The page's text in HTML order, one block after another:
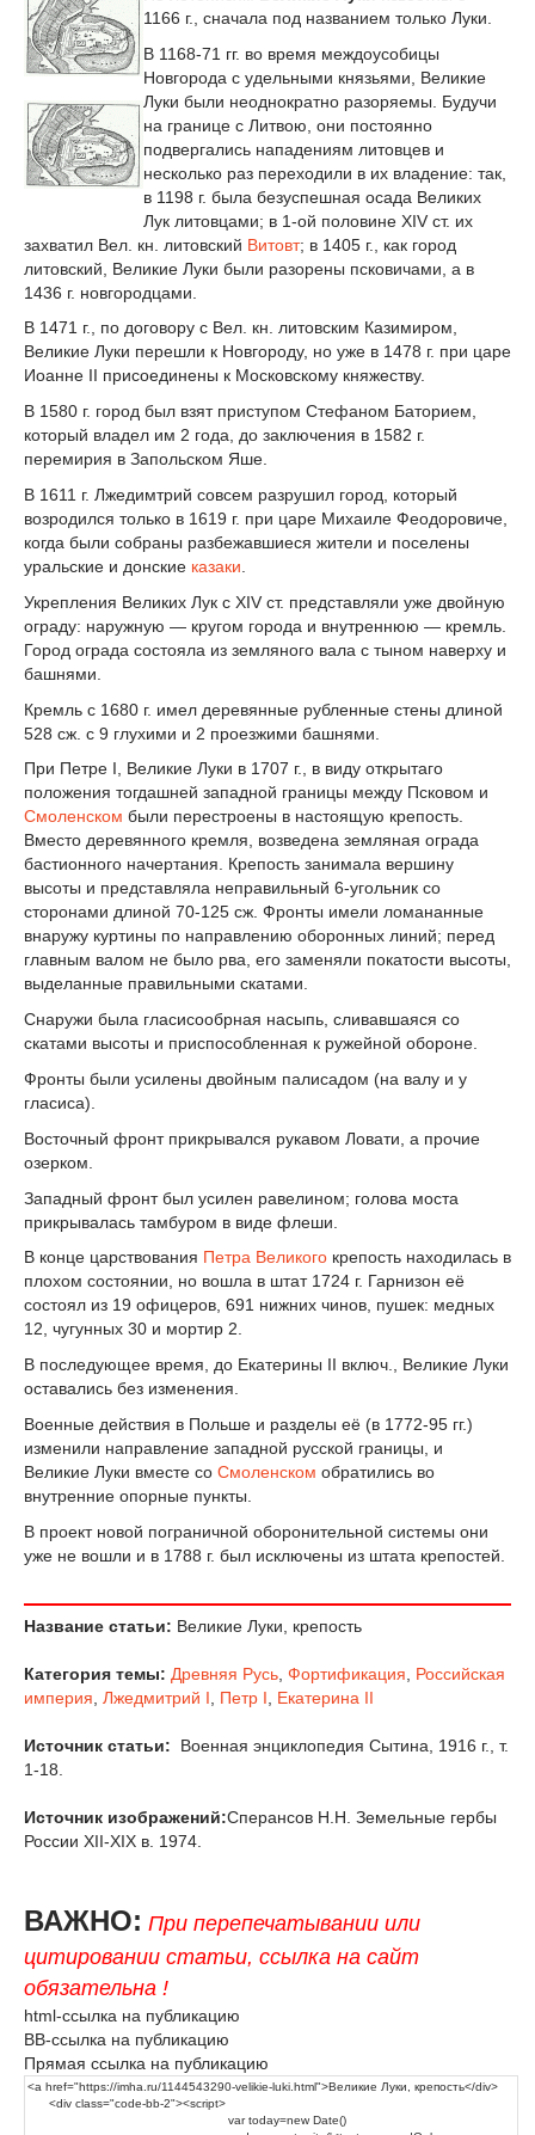
1166 г., сначала под названием только Луки.
В 1168-71 гг. во время междоусобицы
Новгорода с удельными князьями, Великие
Луки были неоднократно разоряемы. Будучи
на границе с Литвою, они постоянно
подвергались нападениям литовцев и
несколько раз переходили в их владение: так,
в 1198 г. была безуспешная осада Великих
Лук литовцами; в 1-ой половине XIV ст. их
захватил Вел. кн. литовский Витовт; в 1405 г., как город
литовский, Великие Луки были разорены псковичами, а в
1436 г. новгородцами.
В 1471 г., по договору с Вел. кн. литовским Казимиром,
Великие Луки перешли к Новгороду, но уже в 1478 г. при царе
Иоанне II присоединены к Московскому княжеству.
В 1580 г. город был взят приступом Стефаном Баторием,
который владел им 2 года, до заключения в 1582 г.
перемирия в Запольском Яше.
В 1611 г. Лжедимтрий совсем разрушил город, который
возродился только в 1619 г. при царе Михаиле Феодоровиче,
когда были собраны разбежавшиеся жители и поселены
уральские и донские казаки
Укрепления Великих Лук с XIV ст. представляли уже двойную
ограду: наружную — кругом города и внутреннюю — кремль.
Город ограда состояла из земляного вала с тыном наверху и
башнями.
Кремль с 1680 г. имел деревянные рубленные стены длиной
528 сж. с 9 глухими и 2 проезжими башнями.
При Петре I, Великие Луки в 1707 г., в виду открытаго
положения тогдашней западной границы между Псковом и
Смоленском были перестроены в настоящую крепость.
Вместо деревянного кремля, возведена земляная ограда
бастионного начертания. Крепость занимала вершину
высоты и представляла неправильный 6-угольник со
сторонами длиной 70-125 сж. Фронты имели ломананные
внаружу куртины по направлению оборонных линий; перед
главным валом не было рва, его заменяли покатости высоты,
выделанные правильными скатами.
Снаружи была гласисообрная насыпь, сливавшаяся со
скатами высоты и приспособленная к ружейной обороне.
Фронты были усилены двойным палисадом (на валу и у
гласиса).
Восточный фронт прикрывался рукавом Ловати, а прочие
озерком.
Западный фронт был усилен равелином; голова моста
прикрывалась тамбуром в виде флеши.
В конце царствования Петра Великого крепость находилась в
плохом состоянии, но вошла в штат 1724 г. Гарнизон её
состоял из 19 офицеров, 691 нижних чинов, пушек: медных
12, чугунных 30 и мортир 2.
В последующее время, до Екатерины II включ., Великие Луки
оставались без изменения.
Военные действия в Польше и разделы её (в 1772-95 гг.)
изменили направление западной русской границы, и
Великие Луки вместе со Смоленском обратились во
внутренние опорные пункты.
В проект новой пограничной оборонительной системы они
уже не вошли и в 1788 г. был исключены из штата крепостей.
Название статьи: Великие Луки, крепость
Категория темы: Древняя Русь Фортификация
Российская
империя Лжедмитрий I Петр I Екатерина II
Источник статьи:
Военная энциклопедия Сытина, 1916 г., т.
1-18.
Источник изображений:Сперансов Н.Н. Земельные гербы
России XII-XIX в. 1974.
ВАЖНО: При перепечатывании или
цитировании статьи, ссылка на сайт
обязательна !
html-ссылка на публикацию
BB-ссылка на публикацию
Прямая ссылка на публикацию